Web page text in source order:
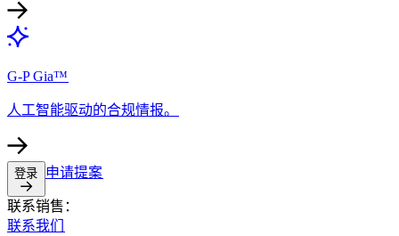
G-P Gia™​​
人工智能驱动的合规情报。​​
登录​​ 申请提案​​
联系销售：​​
联系我们​​